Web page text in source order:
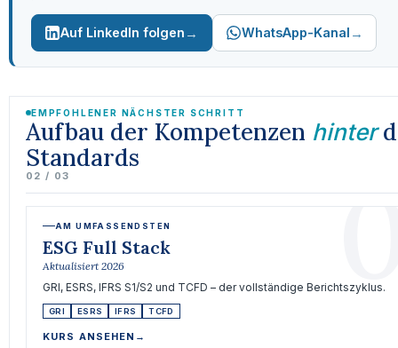
Auf LinkedIn folgen → WhatsApp-Kanal →
EMPFOHLENER NÄCHSTER SCHRITT
Aufbau der Kompetenzen hinter
Standards
02 / 03
AM UMFASSENDSTEN
ESG Full Stack
Aktualisiert 2026
GRI, ESRS, IFRS S1/S2 und TCFD – der vollständige Berichtszyklus.
GRI ESRS IFRS TCFD
KURS ANSEHEN →